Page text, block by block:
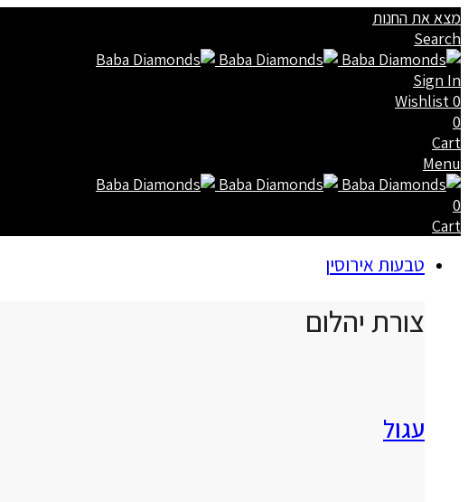
מצא את החנות
Search
Sign In
0
Wishlist
0
Cart
Menu
0
Cart
טבעות אירוסין
צורת יהלום
עגול